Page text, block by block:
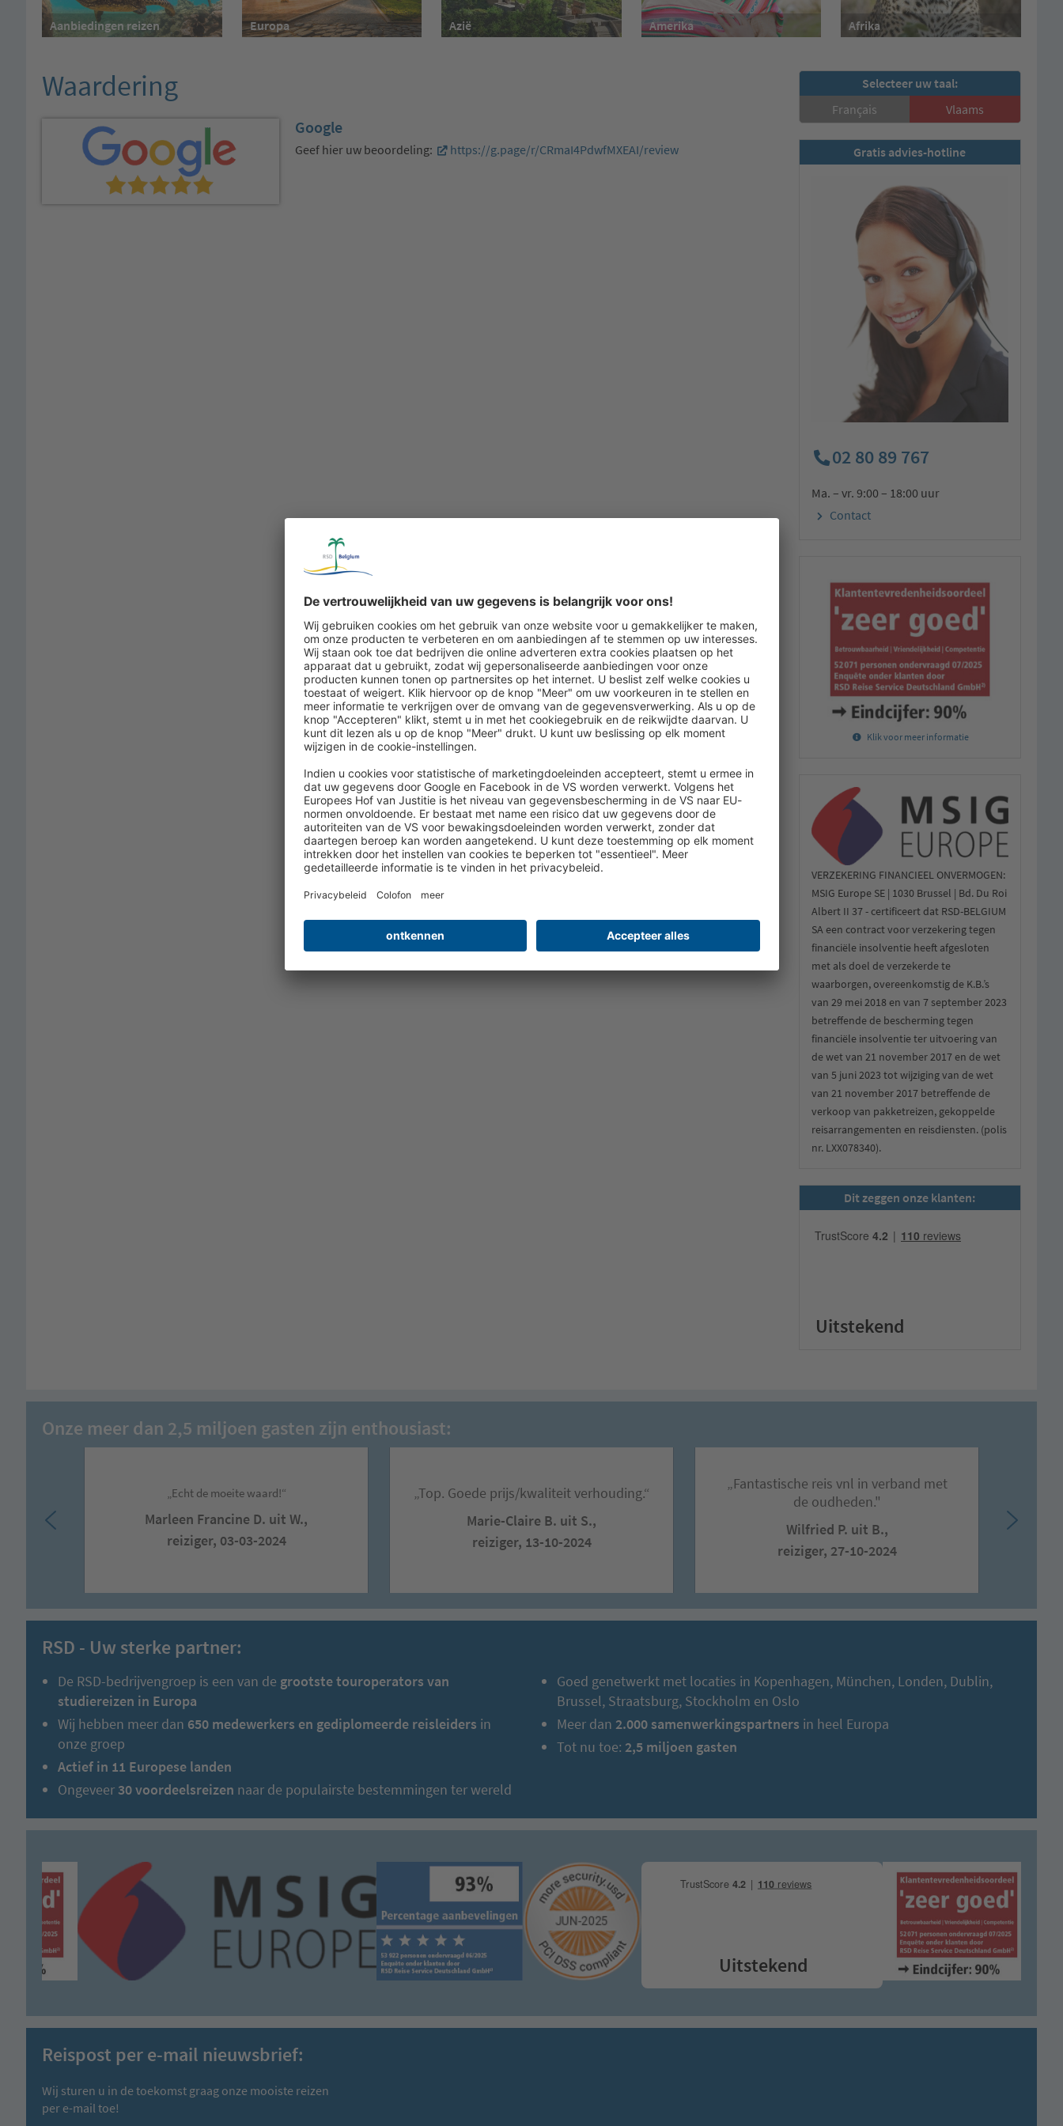
Aanbiedingen reizen Europa Azië Amerika Afrika
Waardering
Google
Geef hier uw beoordeling: https://g.page/r/CRmaI4PdwfMXEAI/review
Selecteer uw taal:
Français
Vlaams
Gratis advies-hotline
02 80 89 767
Ma. – vr. 9:00 – 18:00 uur
Contact
Klik voor meer informatie
VERZEKERING FINANCIEEL ONVERMOGEN:
MSIG Europe SE | 1030 Brussel | Bd. Du Roi
Albert II 37 - certificeert dat RSD-BELGIUM
SA een contract voor verzekering tegen
financiële insolventie heeft afgesloten
met als doel de verzekerde te
waarborgen, overeenkomstig de K.B.’s
van 29 mei 2018 en van 7 september 2023
betreffende de bescherming tegen
financiële insolventie ter uitvoering van
de wet van 21 november 2017 en de wet
van 5 juni 2023 tot wijziging van de wet
van 21 november 2017 betreffende de
verkoop van pakketreizen, gekoppelde
reisarrangementen en reisdiensten. (polis
nr. LXX078340).
Dit zeggen onze klanten:
Uitstekend
Onze meer dan 2,5 miljoen gasten zijn enthousiast:
„Echt de moeite waard!“
Marleen Francine D. uit W.,
reiziger, 03-03-2024
„Top. Goede prijs/kwaliteit verhouding.“
Marie-Claire B. uit S.,
reiziger, 13-10-2024
„Fantastische reis vnl in verband met
de oudheden."
Wilfried P. uit B.,
reiziger, 27-10-2024
RSD - Uw sterke partner:
De RSD-bedrijvengroep is een van de grootste touroperators van
studiereizen in Europa
Wij hebben meer dan 650 medewerkers en gediplomeerde reisleiders in
onze groep
Actief in 11 Europese landen
Ongeveer 30 voordeelsreizen naar de populairste bestemmingen ter wereld
Goed genetwerkt met locaties in Kopenhagen, München, Londen, Dublin,
Brussel, Straatsburg, Stockholm en Oslo
Meer dan 2.000 samenwerkingspartners in heel Europa
Tot nu toe: 2,5 miljoen gasten
Uitstekend
Reispost per e-mail nieuwsbrief:
Wij sturen u in de toekomst graag onze mooiste reizen
per e-mail toe!